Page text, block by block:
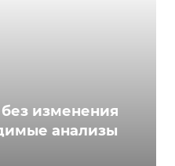
изменения
анализы